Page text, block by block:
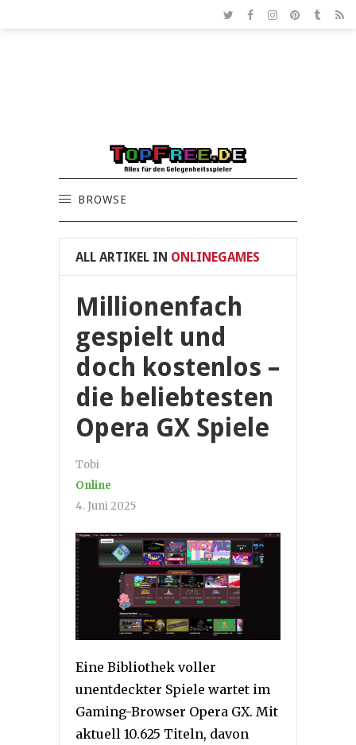
BROWSE
ALL ARTIKEL IN ONLINEGAMES
Millionenfach
gespielt und
doch kostenlos –
die beliebtesten
Opera GX Spiele
Tobi
Online
4. Juni 2025
Eine Bibliothek voller
unentdeckter Spiele wartet im
Gaming-Browser Opera GX. Mit
aktuell 10.625 Titeln, davon